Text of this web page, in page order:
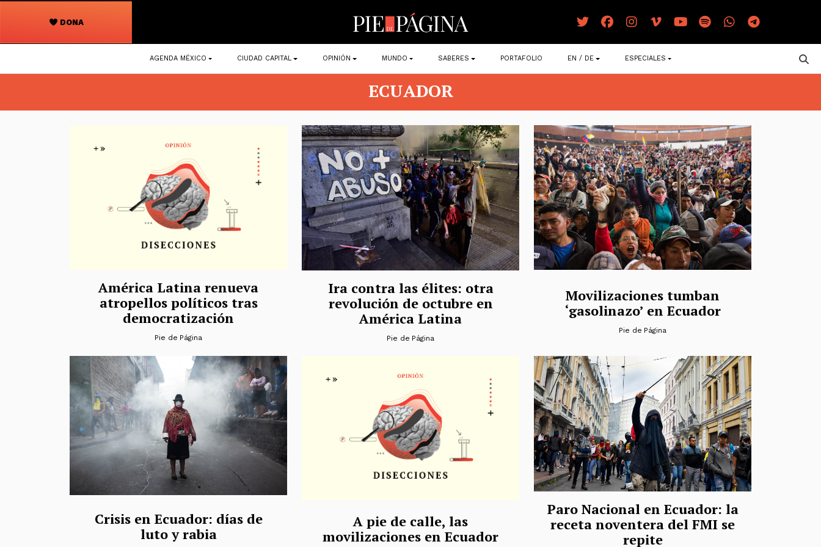
DONA
Navegación
principal
AGENDA MÉXICO CIUDAD CAPITAL OPINIÓN MUNDO SABERES PORTAFOLIO EN / DE ESPECIALES
ECUADOR
América Latina renueva
atropellos políticos tras
democratización
Pie de Página
Ira contra las élites: otra
revolución de octubre en
América Latina
Pie de Página
Movilizaciones tumban
‘gasolinazo’ en Ecuador
Pie de Página
Crisis en Ecuador: días de
luto y rabia
A pie de calle, las
movilizaciones en Ecuador
Paro Nacional en Ecuador: la
receta noventera del FMI se
repite